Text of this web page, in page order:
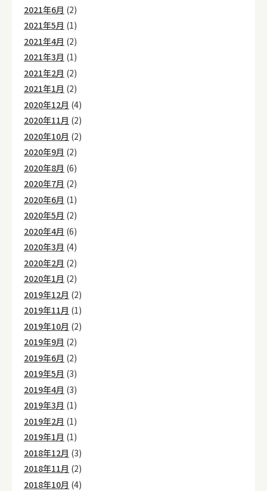
2021年6月 (2)
2021年5月 (1)
2021年4月 (2)
2021年3月 (1)
2021年2月 (2)
2021年1月 (2)
2020年12月 (4)
2020年11月 (2)
2020年10月 (2)
2020年9月 (2)
2020年8月 (6)
2020年7月 (2)
2020年6月 (1)
2020年5月 (2)
2020年4月 (6)
2020年3月 (4)
2020年2月 (2)
2020年1月 (2)
2019年12月 (2)
2019年11月 (1)
2019年10月 (2)
2019年9月 (2)
2019年6月 (2)
2019年5月 (3)
2019年4月 (3)
2019年3月 (1)
2019年2月 (1)
2019年1月 (1)
2018年12月 (3)
2018年11月 (2)
2018年10月 (4)